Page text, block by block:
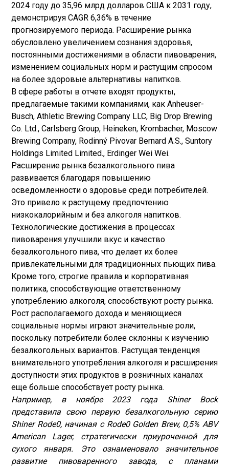
2024 году до 35,96 млрд долларов США к 2031 году,
демонстрируя CAGR 6,36% в течение
прогнозируемого периода. Расширение рынка
обусловлено увеличением сознания здоровья,
постоянными достижениями в области пивоварения,
изменением социальных норм и растущим спросом
на более здоровые альтернативы напитков.
В сфере работы в отчете входят продукты,
предлагаемые такими компаниями, как Anheuser-
Busch, Athletic Brewing Company LLC, Big Drop Brewing
Co. Ltd., Carlsberg Group, Heineken, Krombacher, Moscow
Brewing Company, Rodinný Pivovar Bernard A.S., Suntory
Holdings Limited Limited., Erdinger Wei Wei.
Расширение рынка безалкогольного пива
развивается благодаря повышению
осведомленности о здоровье среди потребителей.
Это привело к растущему предпочтению
низкокалорийным и без алкоголя напитков.
Технологические достижения в процессах
пивоварения улучшили вкус и качество
безалкогольного пива, что делает их более
привлекательными для традиционных пьющих пива.
Кроме того, строгие правила и корпоративная
политика, способствующие ответственному
употреблению алкоголя, способствуют росту рынка.
Рост располагаемого дохода и меняющиеся
социальные нормы играют значительные роли,
поскольку потребители более склонны к изучению
безалкогольных вариантов. Растущая тенденция
внимательного употребления алкоголя и расширения
доступности этих продуктов в розничных каналах
еще больше способствует росту рынка.
Например, в ноябре 2023 года Shiner Bock
представила свою первую безалкогольную серию
Shiner Rode0, начиная с Rode0 Golden Brew, 0,5% ABV
American Lager, стратегически приуроченной для
сухого января. Это ознаменовало значительное
развитие пивоваренного завода, с планами